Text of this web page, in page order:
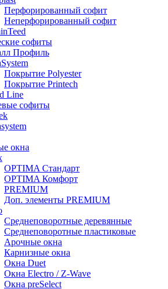
Перфорированный софит
Неперфорированный софит
софиты
Профиль
Покрытие Polyester
Покрытие Printech
Line
софиты
окна
OPTIMA Стандарт
OPTIMA Комфорт
PREMIUM
Доп. элементы PREMIUM
Cреднеповоротные деревянные
Cреднеповоротные пластиковые
Арочные окна
Карнизные окна
Окна Duet
Окна Electro / Z-Wave
Окна preSelect